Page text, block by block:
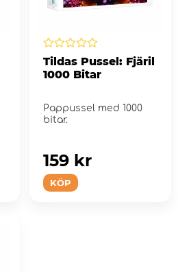
Tildas Pussel: Fjäril
1000 Bitar
Pappussel med 1000
bitar.
KÖP
159 kr